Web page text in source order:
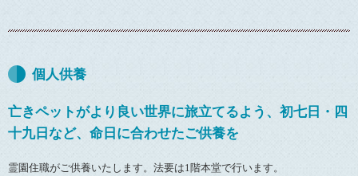
個人供養
亡きペットがより良い世界に旅立てるよう、初七日・四
十九日など、命日に合わせたご供養を
霊園住職がご供養いたします。法要は1階本堂で行います。